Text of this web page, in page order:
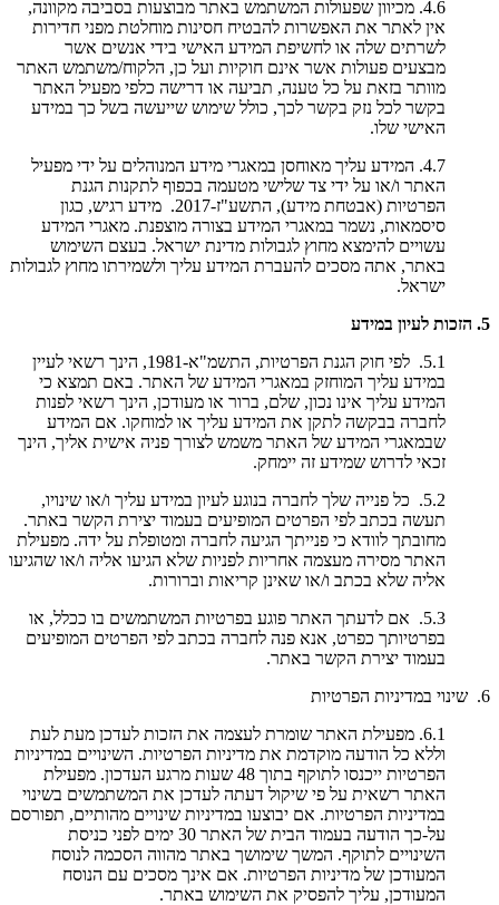
4.6. מכיוון שפעולות המשתמש באתר מבוצעות בסביבה מקוונה,
אין לאתר את האפשרות להבטיח חסינות מוחלטת מפני חדירות
לשרתים שלה או לחשיפת המידע האישי בידי אנשים אשר
מבצעים פעולות אשר אינם חוקיות ועל כן, הלקוח/משתמש האתר
מוותר בזאת על כל טענה, תביעה או דרישה כלפי מפעיל האתר
בקשר לכל נזק בקשר לכך, כולל שימוש שייעשה בשל כך במידע
האישי שלו.
4.7. המידע עליך מאוחסן במאגרי מידע המנוהלים על ידי מפעיל
האתר ו/או על ידי צד שלישי מטעמה בכפוף לתקנות הגנת
הפרטיות (אבטחת מידע), התשע"ז-2017. מידע רגיש, כגון
סיסמאות, נשמר במאגרי המידע בצורה מוצפנת. מאגרי המידע
עשויים להימצא מחוץ לגבולות מדינת ישראל. בעצם השימוש
באתר, אתה מסכים להעברת המידע עליך ולשמירתו מחוץ לגבולות
ישראל.
5. הזכות לעיון במידע
5.1. לפי חוק הגנת הפרטיות, התשמ"א-1981, הינך רשאי לעיין
במידע עליך המוחזק במאגרי המידע של האתר. באם תמצא כי
המידע עליך אינו נכון, שלם, ברור או מעודכן, הינך רשאי לפנות
לחברה בבקשה לתקן את המידע עליך או למוחקו. אם המידע
שבמאגרי המידע של האתר משמש לצורך פניה אישית אליך, הינך
זכאי לדרוש שמידע זה יימחק.
5.2. כל פנייה שלך לחברה בנוגע לעיון במידע עליך ו/או שינויו,
תעשה בכתב לפי הפרטים המופיעים בעמוד יצירת הקשר באתר.
מחובתך לוודא כי פנייתך הגיעה לחברה ומטופלת על ידה. מפעילת
האתר מסירה מעצמה אחריות לפניות שלא הגיעו אליה ו/או שהגיעו
אליה שלא בכתב ו/או שאינן קריאות וברורות.
5.3. אם לדעתך האתר פוגע בפרטיות המשתמשים בו ככלל, או
בפרטיותך כפרט, אנא פנה לחברה בכתב לפי הפרטים המופיעים
בעמוד יצירת הקשר באתר.
6. שינוי במדיניות הפרטיות
6.1. מפעילת האתר שומרת לעצמה את הזכות לעדכן מעת לעת
וללא כל הודעה מוקדמת את מדיניות הפרטיות. השינויים במדיניות
הפרטיות ייכנסו לתוקף בתוך 48 שעות מרגע העדכון. מפעילת
האתר רשאית על פי שיקול דעתה לעדכן את המשתמשים בשינוי
במדיניות הפרטיות. אם יבוצעו במדיניות שינויים מהותיים, תפורסם
על-כך הודעה בעמוד הבית של האתר 30 ימים לפני כניסת
השינויים לתוקף. המשך שימושך באתר מהווה הסכמה לנוסח
המעודכן של מדיניות הפרטיות. אם אינך מסכים עם הנוסח
המעודכן, עליך להפסיק את השימוש באתר.